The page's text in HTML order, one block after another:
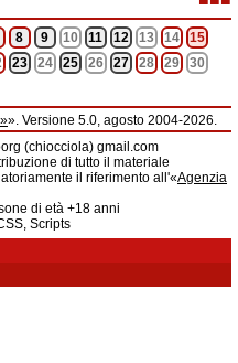
8 9 10 11 12 13 14
15
23 24 25 26 27 28 29
30
». Versione 5.0, agosto 2004-2026.
dal Servizio federale di
mass media della Federazione
media: EL № FS 77 - 61044 del 5
620014, città di
uff. 1104.
(chiocciola) gmail.com
di tutto il materiale
il riferimento all'«Agenzia
di età +18 anni
Scripts